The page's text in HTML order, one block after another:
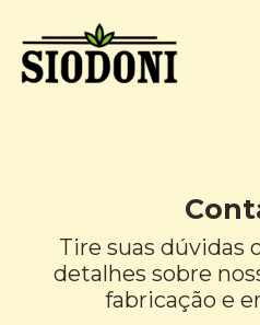
Tire suas dúvidas
detalhes sobre
fabricação e